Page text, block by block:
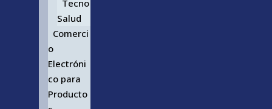
Tecno
Salud
Comerci
o
Electróni
co para
Producto